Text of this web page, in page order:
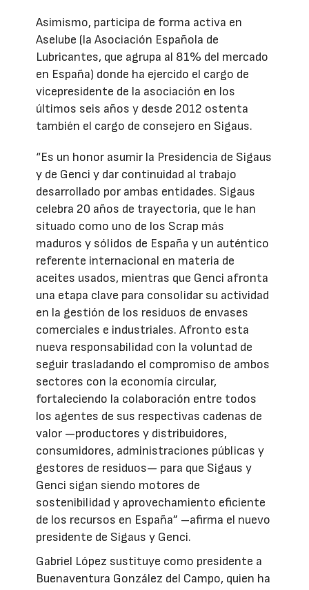
Asimismo, participa de forma activa en
Aselube (la Asociación Española de
Lubricantes, que agrupa al 81% del mercado
en España) donde ha ejercido el cargo de
vicepresidente de la asociación en los
últimos seis años y desde 2012 ostenta
también el cargo de consejero en Sigaus.
“Es un honor asumir la Presidencia de Sigaus
y de Genci y dar continuidad al trabajo
desarrollado por ambas entidades. Sigaus
celebra 20 años de trayectoria, que le han
situado como uno de los Scrap más
maduros y sólidos de España y un auténtico
referente internacional en materia de
aceites usados, mientras que Genci afronta
una etapa clave para consolidar su actividad
en la gestión de los residuos de envases
comerciales e industriales. Afronto esta
nueva responsabilidad con la voluntad de
seguir trasladando el compromiso de ambos
sectores con la economía circular,
fortaleciendo la colaboración entre todos
los agentes de sus respectivas cadenas de
valor —productores y distribuidores,
consumidores, administraciones públicas y
gestores de residuos— para que Sigaus y
Genci sigan siendo motores de
sostenibilidad y aprovechamiento eficiente
de los recursos en España” –afirma el nuevo
presidente de Sigaus y Genci.
Gabriel López sustituye como presidente a
Buenaventura González del Campo, quien ha